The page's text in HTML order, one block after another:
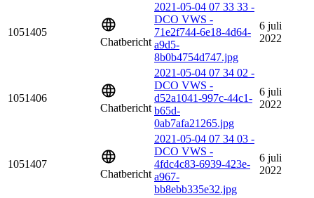
1051405
Chatbericht
2021-05-04 07 33 33 -
DCO VWS -
71e2f744-6e18-4d64-
a9d5-
8b0b4754d747.jpg
6 juli
2022
1051406
Chatbericht
2021-05-04 07 34 02 -
DCO VWS -
d52a1041-997c-44c1-
b65d-
0ab7afa21265.jpg
6 juli
2022
1051407
Chatbericht
2021-05-04 07 34 03 -
DCO VWS -
4fdc4c83-6939-423e-
a967-
bb8ebb335e32.jpg
6 juli
2022